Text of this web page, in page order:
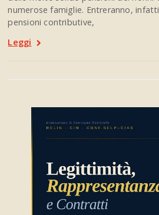
numerose famiglie. Entreranno,
pensioni contributive,
Leggi